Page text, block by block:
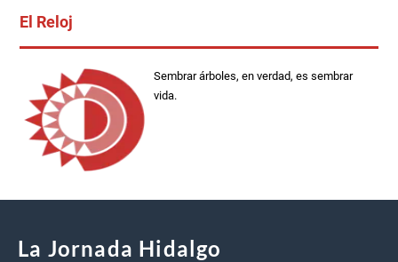
El Reloj
Sembrar árboles, en verdad, es sembrar
vida.
La Jornada Hidalgo